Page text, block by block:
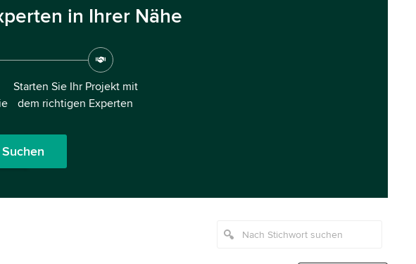
in Ihrer Nähe
Starten Sie Ihr Projekt mit
dem richtigen Experten
Suchen